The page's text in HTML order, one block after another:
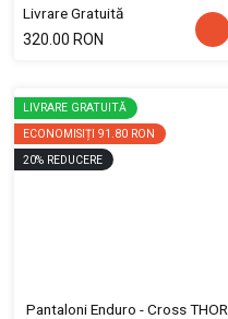
Livrare Gratuită
320.00 RON
LIVRARE GRATUITĂ
ECONOMISIȚI 91.80 RON
20% REDUCERE
Pantaloni Enduro - Cross THOR